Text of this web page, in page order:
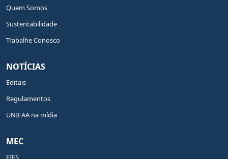
Quem Somos
Sustentabilidade
Trabalhe Conosco
NOTÍCIAS
Editais
Regulamentos
UNIFAA na mídia
MEC
FIES